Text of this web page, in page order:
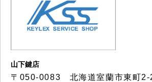
山下鍵店
〒050-0083 北海道室蘭市東町